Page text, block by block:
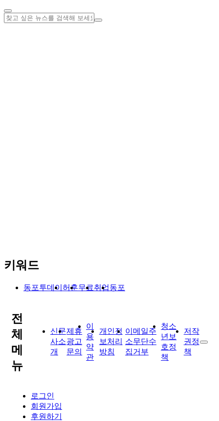
키워드
동포투데이 허훈무료취업동포
전
체
메
뉴
신문
사소
개
제휴
광고
문의
이
용
약
관
개인정
보처리
방침
이메일주
소무단수
집거부
청소
년보
호정
책
저작
권정
책
로그인
회원가입
후원하기